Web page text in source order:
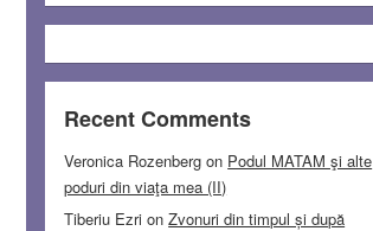
Recent Comments
Veronica Rozenberg on Podul MATAM şi alte
poduri din viaţa mea (II)
Tiberiu Ezri onZvonuri din timpul și după